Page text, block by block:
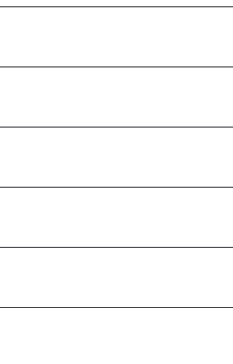
Basilicata
Molise
Veneto
Irbid Governorate
Larnaka
Mount Lebanon